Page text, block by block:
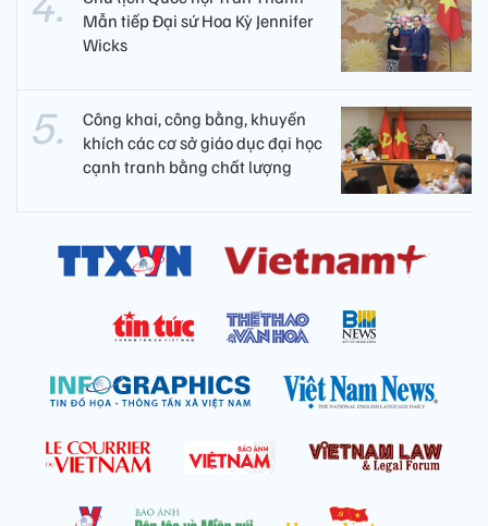
Mẫn tiếp Đại sứ Hoa Kỳ Jennifer
Wicks
Công khai, công bằng, khuyến
khích các cơ sở giáo dục đại học
cạnh tranh bằng chất lượng​